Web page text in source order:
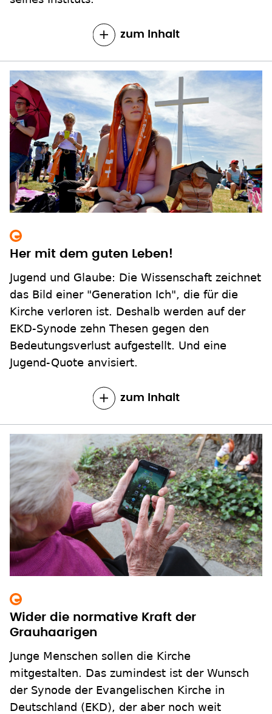
zum Inhalt
Her mit dem guten Leben!
Jugend und Glaube: Die Wissenschaft zeichnet
das Bild einer "Generation Ich", die für die
Kirche verloren ist. Deshalb werden auf der
EKD-Synode zehn Thesen gegen den
Bedeutungsverlust aufgestellt. Und eine
Jugend-Quote anvisiert.
zum Inhalt
Wider die normative Kraft der
Grauhaarigen
Junge Menschen sollen die Kirche
mitgestalten. Das zumindest ist der Wunsch
der Synode der Evangelischen Kirche in
Deutschland (EKD), der aber noch weit